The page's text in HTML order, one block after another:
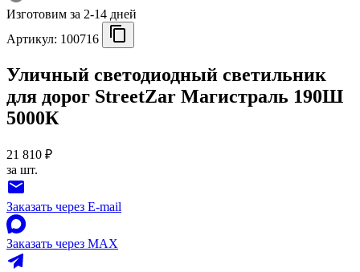
Изготовим за 2-14 дней
Артикул: 100716
Уличный светодиодный светильник
для дорог StreetZar Магистраль 190Ш
5000К
21 810 ₽
за шт.
Заказать через E-mail
Заказать через MAX